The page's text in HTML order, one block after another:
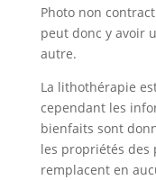
Photo non
peut donc y avoir
autre.
La lithothérapie
cependant les
bienfaits sont
les propriétés des
remplacent en